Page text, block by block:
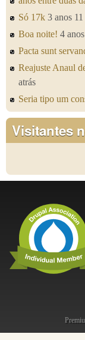
Só 17k 3 anos 11
Boa noite! 4
Pacta sunt
Reajuste Anaul
atrás
Seria tipo um
Visitantes